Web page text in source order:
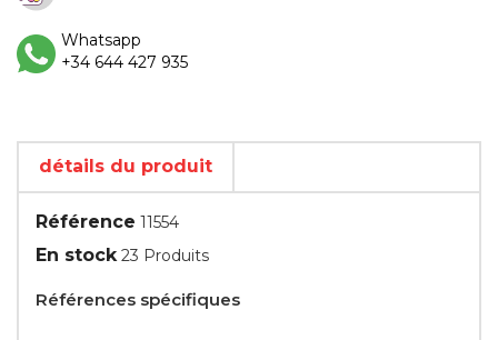
Whatsapp
+34 644 427 935
détails du produit
Référence 11554
En stock 23 Produits
Références spécifiques